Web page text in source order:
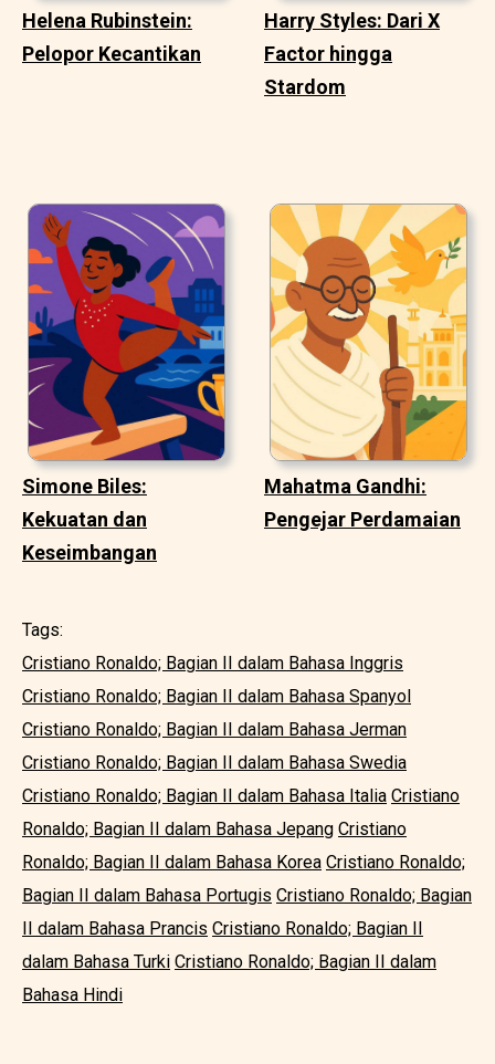
Helena Rubinstein:
Pelopor Kecantikan
Harry Styles: Dari X
Factor hingga
Stardom
Simone Biles:
Kekuatan dan
Keseimbangan
Mahatma Gandhi:
Pengejar Perdamaian
Tags:
Cristiano Ronaldo; Bagian II dalam Bahasa Inggris
Cristiano Ronaldo; Bagian II dalam Bahasa Spanyol
Cristiano Ronaldo; Bagian II dalam Bahasa Jerman
Cristiano Ronaldo; Bagian II dalam Bahasa Swedia
Cristiano Ronaldo; Bagian II dalam Bahasa Italia Cristiano
Ronaldo; Bagian II dalam Bahasa Jepang Cristiano
Ronaldo; Bagian II dalam Bahasa Korea Cristiano Ronaldo;
Bagian II dalam Bahasa Portugis Cristiano Ronaldo; Bagian
II dalam Bahasa Prancis Cristiano Ronaldo; Bagian II
dalam Bahasa Turki Cristiano Ronaldo; Bagian II dalam
Bahasa Hindi